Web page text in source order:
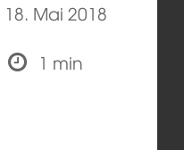
18. Mai 2018
1 min